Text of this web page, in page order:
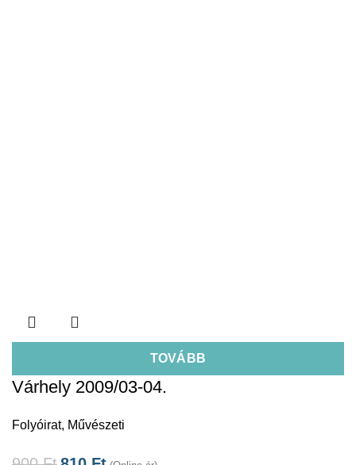
TOVÁBB
Várhely 2009/03-04.
Folyóirat, Művészeti